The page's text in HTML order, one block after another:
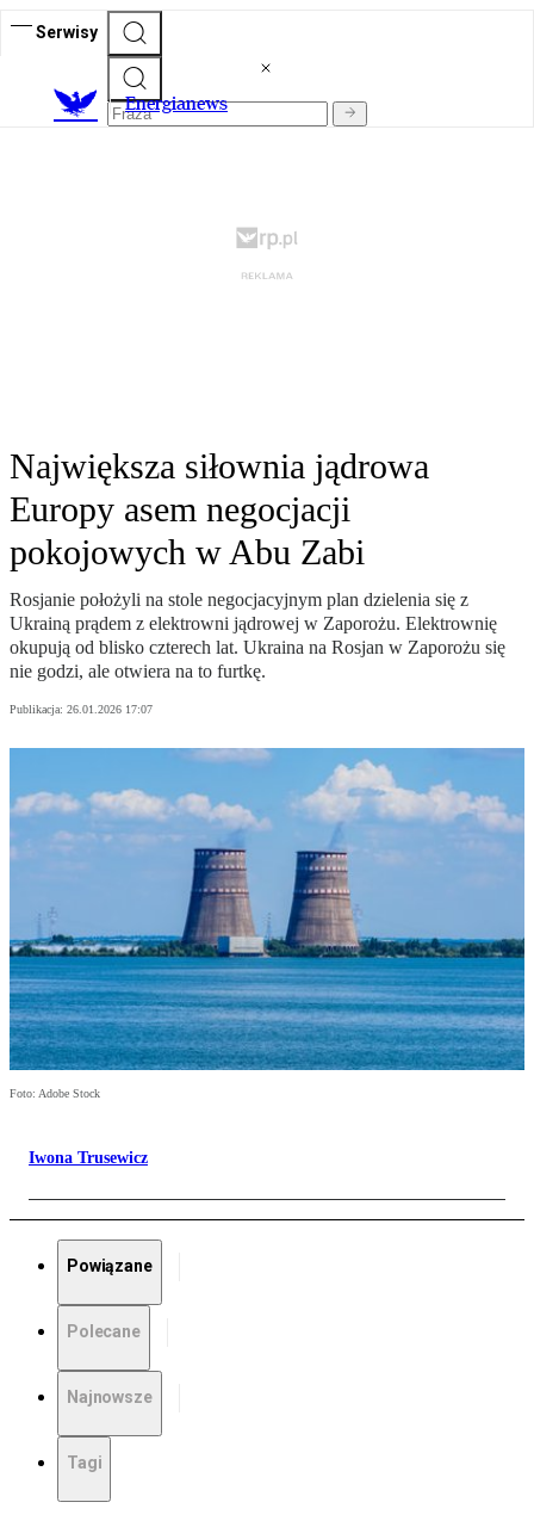
Serwisy
Energianews
Największa siłownia jądrowa
Europy asem negocjacji
pokojowych w Abu Zabi
Rosjanie położyli na stole negocjacyjnym plan dzielenia się z
Ukrainą prądem z elektrowni jądrowej w Zaporożu. Elektrownię
okupują od blisko czterech lat. Ukraina na Rosjan w Zaporożu się
nie godzi, ale otwiera na to furtkę.
Publikacja: 26.01.2026 17:07
Foto: Adobe Stock
Iwona Trusewicz
Powiązane
Polecane
Najnowsze
Tagi